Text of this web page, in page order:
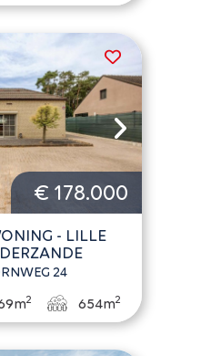
€ 178.000
- LILLE
24
2 654m2